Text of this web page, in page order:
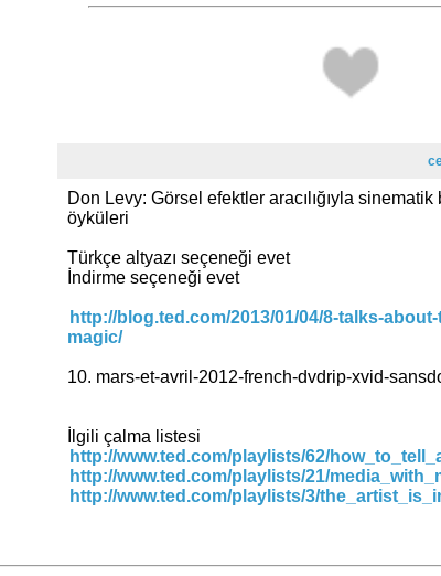
Don Levy: Görsel efektler aracılığıyla
öyküleri
Türkçe altyazı seçeneği evet
İndirme seçeneği evet
http://blog.ted.com/2013/01/04/8-talks-
magic/
10. mars-et-avril-2012-french-dvdrip-xvid-
İlgili çalma listesi
http://www.ted.com/playlists/62/
http://www.ted.com/playlists/21/
http://www.ted.com/playlists/3/